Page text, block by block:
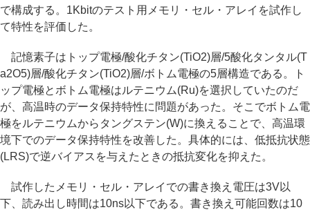
で構成する。1Kbitのテスト用メモリ・セル・アレイを試作し
て特性を評価した。
記憶素子はトップ電極/酸化チタン(TiO2)層/5酸化タンタル(T
a2O5)層/酸化チタン(TiO2)層/ボトム電極の5層構造である。ト
ップ電極とボトム電極はルテニウム(Ru)を選択していたのだ
が、高温時のデータ保持特性に問題があった。そこでボトム電
極をルテニウムからタングステン(W)に換えることで、高温環
境下でのデータ保持特性を改善した。具体的には、低抵抗状態
(LRS)で逆バイアスを与えたときの抵抗変化を抑えた。
試作したメモリ・セル・アレイでの書き換え電圧は3V以
下、読み出し時間は10ns以下である。書き換え可能回数は10